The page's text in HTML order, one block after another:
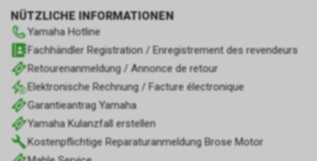
NÜTZLICHE INFORMATIONEN
Yamaha Hotline
Fachhändler Registration / Enregistrement des revendeurs
Retourenanmeldung / Annonce de retour
Elektronische Rechnung / Facture électronique
Garantieantrag Yamaha
Yamaha Kulanzfall erstellen
Kostenpflichtige Reparaturanmeldung Brose Motor